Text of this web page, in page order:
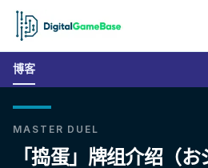
博客
MASTER DUEL
「捣蛋」牌组介绍（